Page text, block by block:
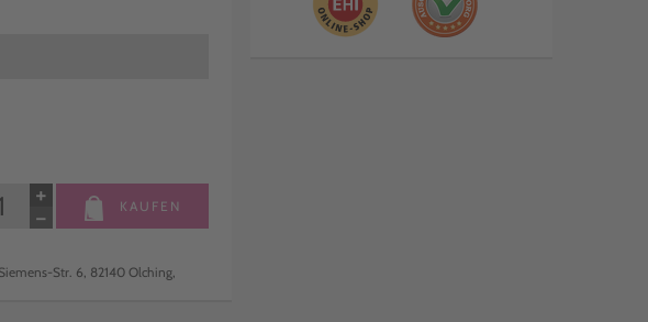
−
+ KAUFEN
Str. 6, 82140 Olching,